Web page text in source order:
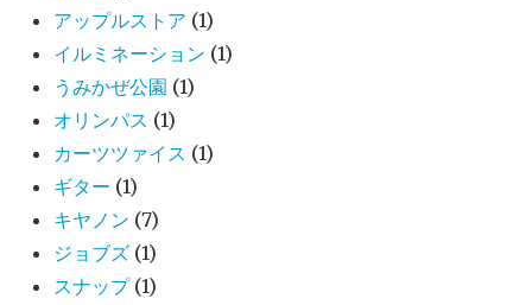
アップルストア (1)
イルミネーション (1)
うみかぜ公園 (1)
オリンパス (1)
カーツツァイス (1)
ギター (1)
キヤノン (7)
ジョブズ (1)
スナップ (1)